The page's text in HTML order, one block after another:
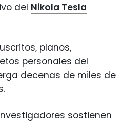
del Nikola Tesla
planos,
personales del
decenas de miles de
sostienen